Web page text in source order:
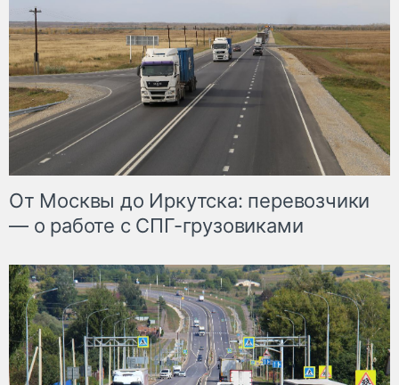
От Москвы до Иркутска: перевозчики
— о работе с СПГ-грузовиками